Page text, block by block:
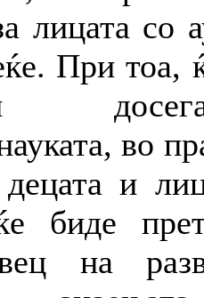
лицата со
При тоа,
во
и
биде
на